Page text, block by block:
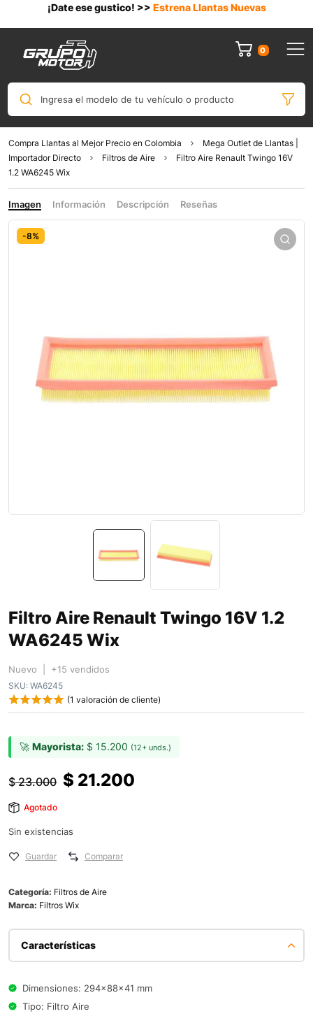
¡Date ese gustico! >> Estrena Llantas Nuevas
0
Ingresa el modelo de tu vehículo o producto
Compra Llantas al Mejor Precio en Colombia
Mega Outlet de Llantas |
Importador Directo
Filtros de Aire
Filtro Aire Renault Twingo 16V
1.2 WA6245 Wix
Imagen Información Descripción Reseñas
-8%
Filtro Aire Renault Twingo 16V 1.2
WA6245 Wix
Nuevo | +15 vendidos
SKU: WA6245
(1 valoración de cliente)
🚀 Mayorista: $ 15.200 (12+ unds.)
$23.000 $ 21.200
Agotado
Sin existencias
Guardar Comparar
Categoría: Filtros de Aire
Marca: Filtros Wix
Características
Dimensiones: 294x88x41 mm
Tipo: Filtro Aire